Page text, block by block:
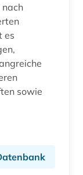
nach
es
sowie